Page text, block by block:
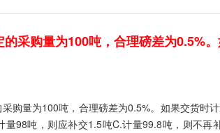
采购量为100吨，合理磅差为0.5%
购量为100吨，合理磅差为0.5%。如果交货时
98吨，则应补交1.5吨C.计量99.8吨，则不再